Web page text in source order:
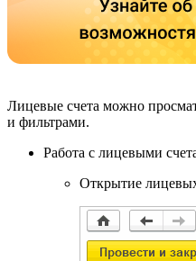
Лицевые счета можно
и фильтрами.
Работа с лицевыми
Открытие